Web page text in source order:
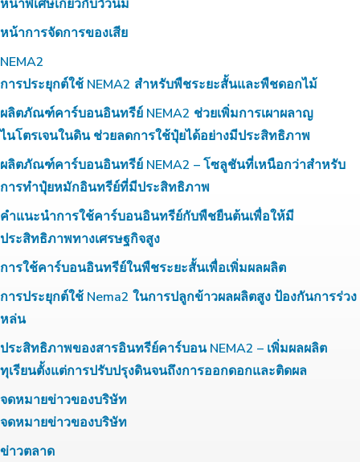
หน้าพิเศษเกี่ยวกับวัวนม
หน้าการจัดการของเสีย
NEMA2
การประยุกต์ใช้ NEMA2 สำหรับพืชระยะสั้นและพืชดอกไม้
ผลิตภัณฑ์คาร์บอนอินทรีย์ NEMA2 ช่วยเพิ่มการเผาผลาญ
ไนโตรเจนในดิน ช่วยลดการใช้ปุ๋ยได้อย่างมีประสิทธิภาพ
ผลิตภัณฑ์คาร์บอนอินทรีย์ NEMA2 – โซลูชันที่เหนือกว่าสำหรับ
การทำปุ๋ยหมักอินทรีย์ที่มีประสิทธิภาพ
คำแนะนำการใช้คาร์บอนอินทรีย์กับพืชยืนต้นเพื่อให้มี
ประสิทธิภาพทางเศรษฐกิจสูง
การใช้คาร์บอนอินทรีย์ในพืชระยะสั้นเพื่อเพิ่มผลผลิต
การประยุกต์ใช้ Nema2 ในการปลูกข้าวผลผลิตสูง ป้องกันการร่วง
หล่น
ประสิทธิภาพของสารอินทรีย์คาร์บอน NEMA2 – เพิ่มผลผลิต
ทุเรียนตั้งแต่การปรับปรุงดินจนถึงการออกดอกและติดผล
จดหมายข่าวของบริษัท
จดหมายข่าวของบริษัท
ข่าวตลาด